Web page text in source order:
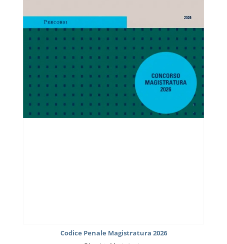
Codice Penale Magistratura 2026